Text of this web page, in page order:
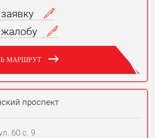
МАРШРУТ
проспект
60 с. 9